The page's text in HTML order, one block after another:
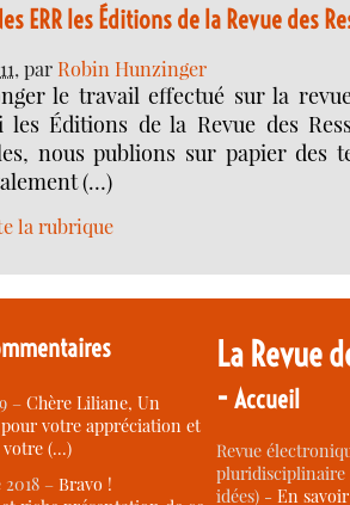
ERR les Éditions de la Revue des
, par Robin Hunzinger
le travail effectué sur la
les Éditions de la Revue des
nous publions sur papier des
(…)
la rubrique
–Chère Liliane, Un
votre appréciation et
(…)
2018 –Bravo !
La Revue
-Accueil
Revue
idées) -En